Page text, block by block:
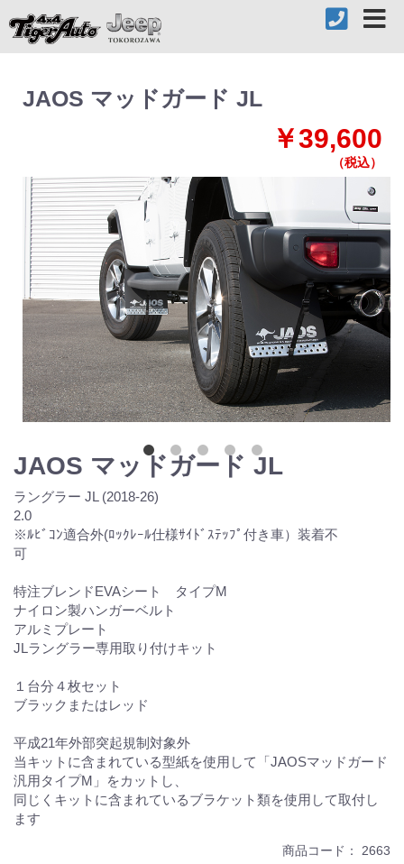
JAOS マッドガード JL
￥39,600
（税込）
JAOS マッドガード JL
ラングラー JL (2018-26)
2.0
※ﾙﾋﾞｺﾝ適合外(ﾛｯｸﾚｰﾙ仕様ｻｲﾄﾞｽﾃｯﾌﾟ付き車）装着不
可
特注ブレンドEVAシート タイプM
ナイロン製ハンガーベルト
アルミプレート
JLラングラー専用取り付けキット
１台分４枚セット
ブラックまたはレッド
平成21年外部突起規制対象外
当キットに含まれている型紙を使用して「JAOSマッドガード
汎用タイプM」をカットし、
同じくキットに含まれているブラケット類を使用して取付し
ます
商品コード： 2663